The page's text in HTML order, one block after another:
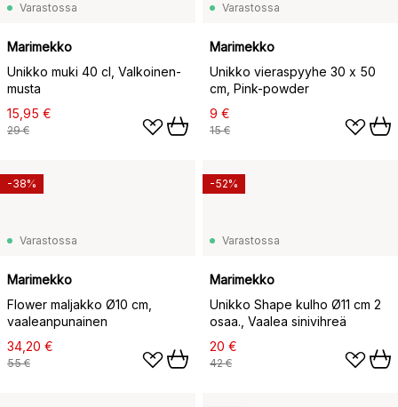
Varastossa
Marimekko
Unikko muki 40 cl, Valkoinen-
musta
15,95 €
29 €
Varastossa
Marimekko
Unikko vieraspyyhe 30 x 50
cm, Pink-powder
9 €
15 €
Varastossa
Marimekko
Flower maljakko Ø10 cm,
vaaleanpunainen
34,20 €
55 €
-38%
Varastossa
Marimekko
Unikko Shape kulho Ø11 cm 2
osaa., Vaalea sinivihreä
20 €
42 €
-52%